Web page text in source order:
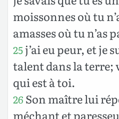
moissonnes où tu
amasses où tu n’as
25j’ai eu peur, et je
talent dans la terre;
qui est à toi.
26 Son maître lui
méchant et